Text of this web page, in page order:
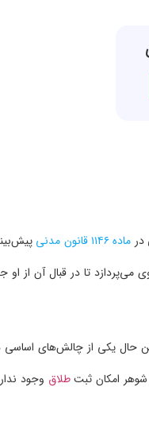
ماده ۱۱۴۶ قانون مدنی
تا در قبال آن از او
حال یکی از چالش‌های اساسی
شوهر امکان ثبتطلاق وجود